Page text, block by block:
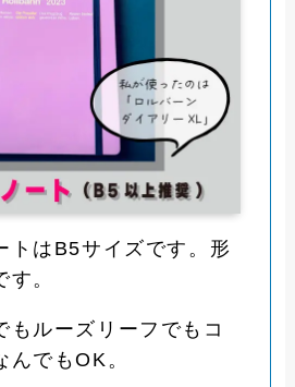
トはB5サイズです。形
。
もルーズリーフでもコ
んでもOK。